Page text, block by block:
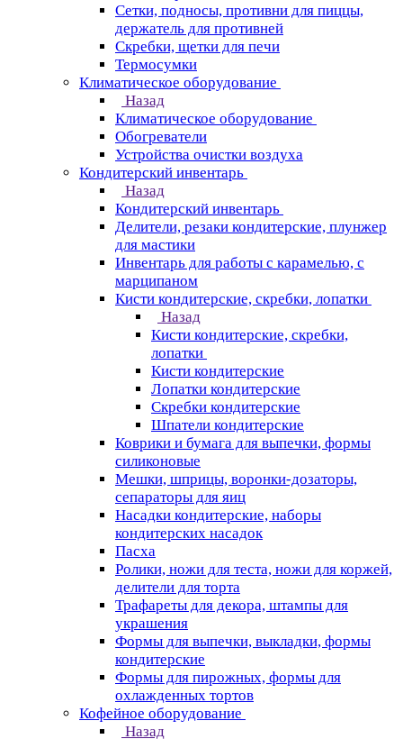
Сетки, подносы, противни для пиццы,
держатель для противней
Скребки, щетки для печи
Термосумки
Климатическое оборудование
Назад
Климатическое оборудование
Обогреватели
Устройства очистки воздуха
Кондитерский инвентарь
Назад
Кондитерский инвентарь
Делители, резаки кондитерские, плунжер
для мастики
Инвентарь для работы с карамелью, с
марципаном
Кисти кондитерские, скребки, лопатки
Назад
Кисти кондитерские, скребки,
лопатки
Кисти кондитерские
Лопатки кондитерские
Скребки кондитерские
Шпатели кондитерские
Коврики и бумага для выпечки, формы
силиконовые
Мешки, шприцы, воронки-дозаторы,
сепараторы для яиц
Насадки кондитерские, наборы
кондитерских насадок
Пасха
Ролики, ножи для теста, ножи для коржей,
делители для торта
Трафареты для декора, штампы для
украшения
Формы для выпечки, выкладки, формы
кондитерские
Формы для пирожных, формы для
охлажденных тортов
Кофейное оборудование
Назад